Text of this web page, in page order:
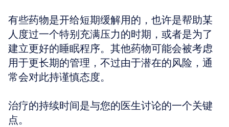
有些药物是开给短期缓解用的，也许是帮助某
人度过一个特别充满压力的时期，或者是为了
建立更好的睡眠程序。其他药物可能会被考虑
用于更长期的管理，不过由于潜在的风险，通
常会对此持谨慎态度。
治疗的持续时间是与您的医生讨论的一个关键
点。